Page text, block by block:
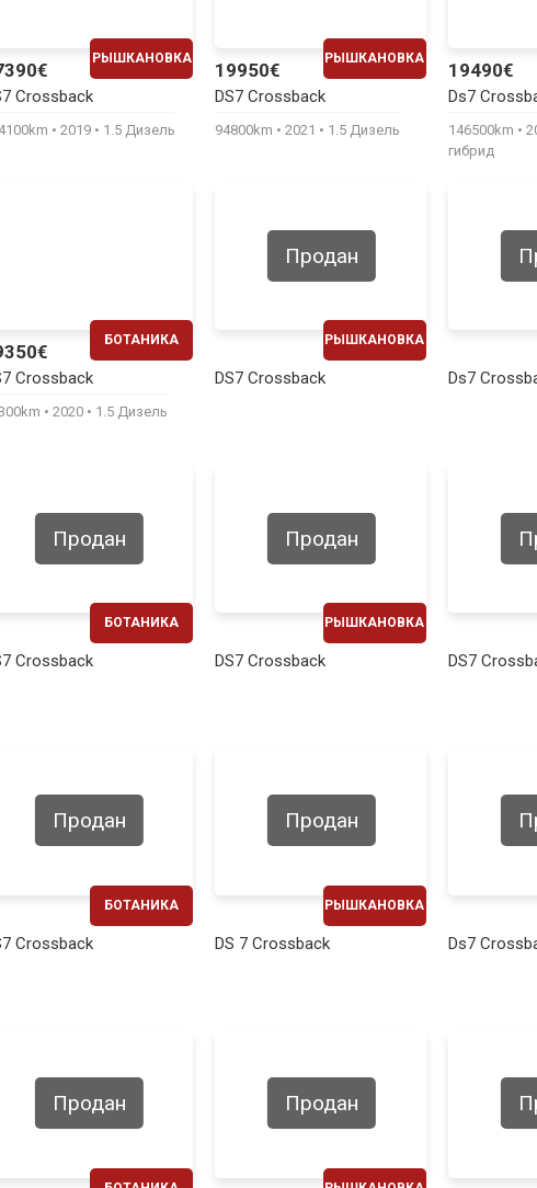
РЫШКАНОВКА
Crossback
2019 1.5 Дизель
РЫШКАНОВКА
19950€
DS7 Crossback
94800km 2021 1.5 Дизель
19490€
Ds7
146500km
гибрид
БОТАНИКА
Crossback
2020 1.5 Дизель
РЫШКАНОВКА
Продан
DS7 Crossback Ds7
БОТАНИКА
Продан
Crossback
РЫШКАНОВКА
Продан
DS7 Crossback DS7
БОТАНИКА
Продан
Crossback
РЫШКАНОВКА
Продан
DS 7 Crossback Ds7
Продан Продан